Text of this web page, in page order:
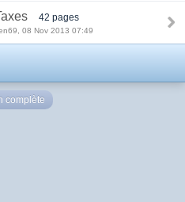
42 pages
08 Nov 2013 07:49
complète